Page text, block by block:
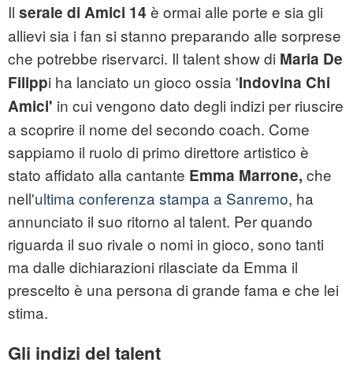
Il serale di Amici 14 è ormai alle porte e sia gli
allievi sia i fan si stanno preparando alle sorprese
che potrebbe riservarci. Il talent show di Maria De
Filippi ha lanciato un gioco ossia 'Indovina Chi
Amici' in cui vengono dato degli indizi per riuscire
a scoprire il nome del secondo coach. Come
sappiamo il ruolo di primo direttore artistico è
stato affidato alla cantante Emma Marrone, che
nell'ultima conferenza stampa a Sanremo, ha
annunciato il suo ritorno al talent. Per quando
riguarda il suo rivale o nomi in gioco, sono tanti
ma dalle dichiarazioni rilasciate da Emma il
prescelto è una persona di grande fama e che lei
stima.
Gli indizi del talent